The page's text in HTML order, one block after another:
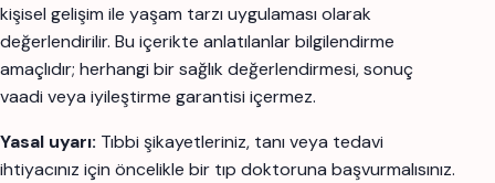
kişisel gelişim ile yaşam tarzı uygulaması olarak
değerlendirilir. Bu içerikte anlatılanlar bilgilendirme
amaçlıdır; herhangi bir sağlık değerlendirmesi, sonuç
vaadi veya iyileştirme garantisi içermez.
Yasal uyarı: Tıbbi şikayetleriniz, tanı veya tedavi
ihtiyacınız için öncelikle bir tıp doktoruna başvurmalısınız.